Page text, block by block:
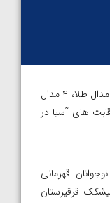
تیم ملی کشتی فرنگی نوجوانان با کسب ۲ مدال طلا، ۴ مدال
رقابت های آسیا در
قهرمانی
در شهر بیشکک قرقیزستان